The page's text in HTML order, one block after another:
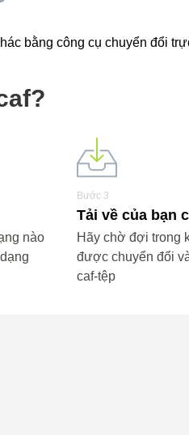
bằng công cụ chuyển đổi
nào
Bước 3
Tải về của bạn
Hãy chờ đợi trong
được chuyển đổi
caf-tệp